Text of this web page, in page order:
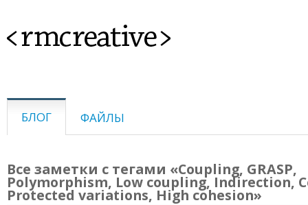
<rmcreative>
БЛОГ ФАЙЛЫ
Все заметки с тегами «Coupling, GRASP,
Polymorphism, Low coupling, Indirection,
Protected variations, High cohesion»